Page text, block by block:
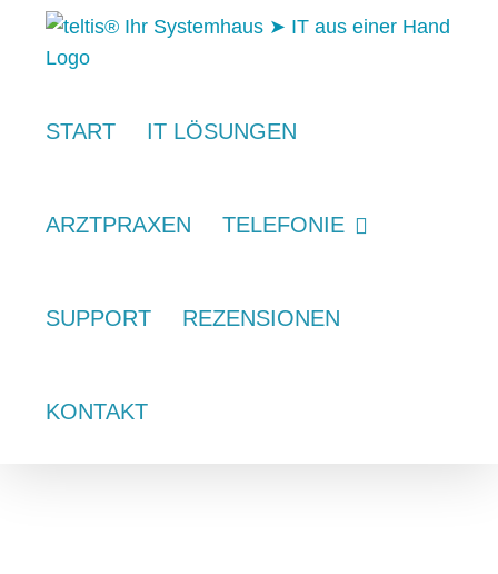
Inhalt
START IT LÖSUNGEN
ARZTPRAXEN TELEFONIE
SUPPORT REZENSIONEN
KONTAKT